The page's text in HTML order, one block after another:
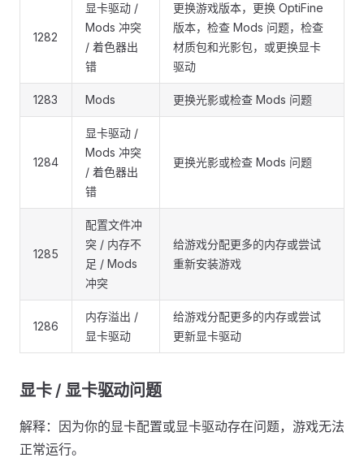
1282
显卡驱动 /
Mods 冲突
/ 着色器出
错
更换游戏版本，更换 OptiFine
版本，检查 Mods 问题，检查
材质包和光影包，或更换显卡
驱动
1283 Mods 更换光影或检查 Mods 问题
1284
显卡驱动 /
Mods 冲突
/ 着色器出
错
更换光影或检查 Mods 问题
1285
配置文件冲
突 / 内存不
足 / Mods
冲突
给游戏分配更多的内存或尝试
重新安装游戏
1286
内存溢出 /
显卡驱动
给游戏分配更多的内存或尝试
更新显卡驱动
显卡 / 显卡驱动问题
解释：因为你的显卡配置或显卡驱动存在问题，游戏无法
正常运行。